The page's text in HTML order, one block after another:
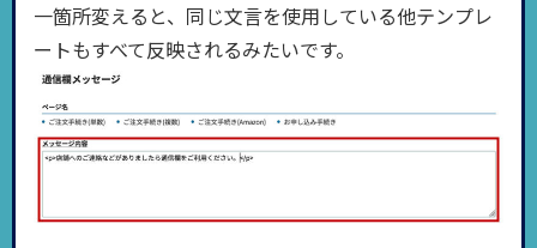
一箇所変えると、同じ文言を使用している他テンプレ
ートもすべて反映されるみたいです。